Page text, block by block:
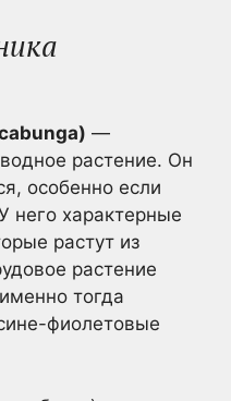
—
растение. Он
особенно если
него характерные
растут из
растение
тогда
фиолетовые